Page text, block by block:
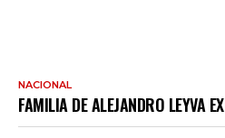
NACIONAL
FAMILIA DE ALEJANDRO LEYVA